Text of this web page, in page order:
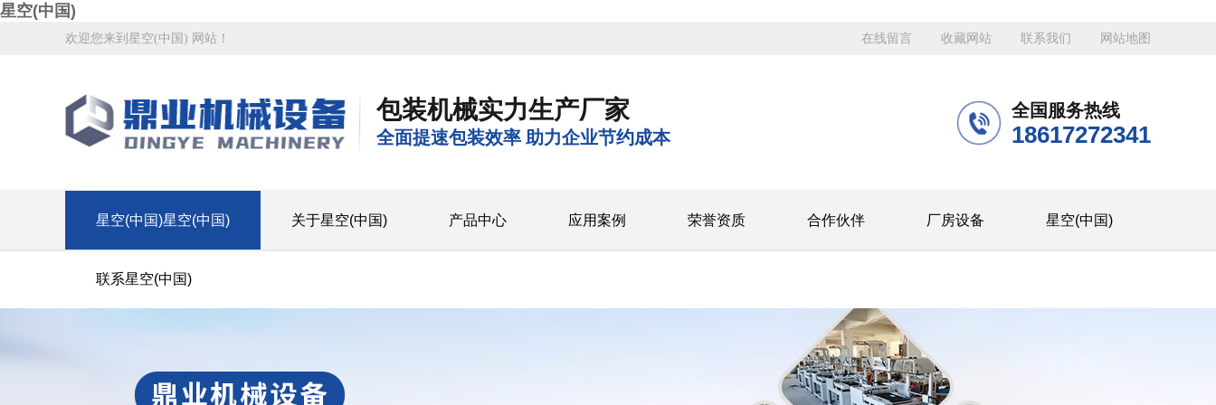
星空(中国)
在线留言 收藏网站 联系我们 网站地图
欢迎您来到星空(中国) 网站！
包装机械实力生产厂家
全面提速包装效率 助力企业节约成本
全国服务热线
18617272341
星空(中国)星空(中国) 关于星空(中国) 产品中心 应用案例 荣誉资质 合作伙伴 厂房设备 星空(中国)
联系星空(中国)